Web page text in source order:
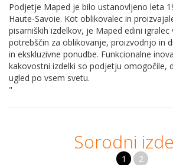
Podjetje Maped je bilo ustanovljeno leta
Haute-Savoie. Kot oblikovalec in
pisarniških izdelkov, je Maped edini igralec
potrebščin za oblikovanje, proizvodnjo in
in ekskluzivne ponudbe. Funkcionalne
kakovostni izdelki so podjetju omogočile,
ugled po vsem svetu.
"
Sorodni
1 2